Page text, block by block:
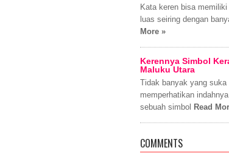
Kata keren bisa
luas seiring dengan
More »
Kerennya Simbol
Maluku Utara
Tidak banyak yang suka
memperhatikan
sebuah simbol Read
COMMENTS